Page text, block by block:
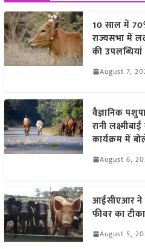
10 साल में
राज्यसभा में
की उपलब्धियां
August 7,
वैज्ञानिक
रानी
कार्यक्रम में
August 6,
आईसीएआर ने
फीवर का टीका
August 5,